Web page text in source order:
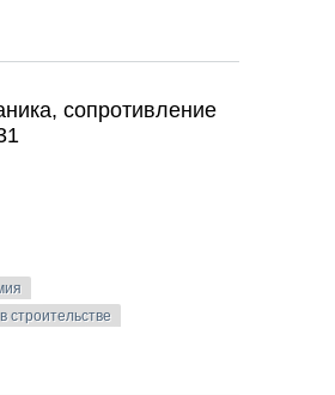
сопротивление
строительстве